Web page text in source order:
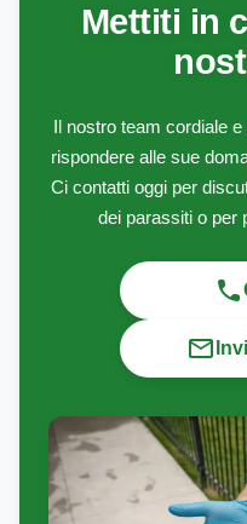
Mettiti in
Il nostro team cordiale
rispondere alle sue
Ci contatti oggi per
dei parassiti o per